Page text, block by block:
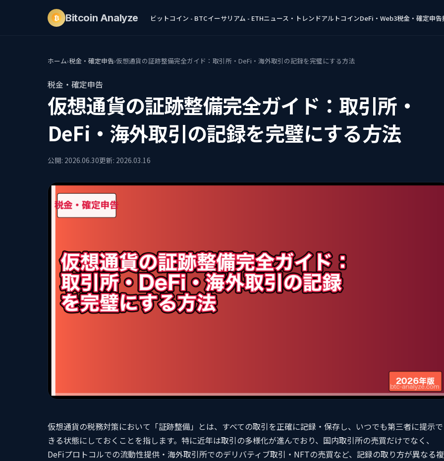
₿ Bitcoin Analyze ビットコイン - BTCイーサリアム - ETHニュース・トレンドアルトコインDeFi・Web3税金・確定申告
ホーム›税金・確定申告›仮想通貨の証跡整備完全ガイド：取引所・DeFi・海外取引の記録を完璧にする方法
税金・確定申告
仮想通貨の証跡整備完全ガイド：取引所・
DeFi・海外取引の記録を完璧にする方法
公開: 2026.06.30更新: 2026.03.16
仮想通貨の税務対策において「証跡整備」とは、すべての取引を正確に記録・保存し、いつでも第三者に提示で
きる状態にしておくことを指します。特に近年は取引の多様化が進んでおり、国内取引所の売買だけでなく、
DeFiプロトコルでの流動性提供・海外取引所でのデリバティブ取引・NFTの売買など、記録の取り方が異なる複